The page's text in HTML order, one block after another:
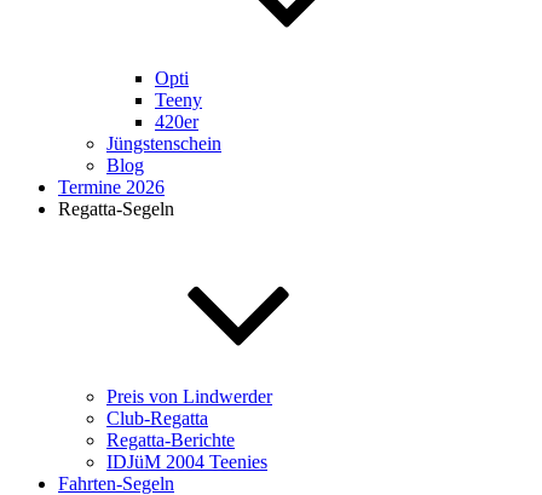
Opti
Teeny
420er
Jüngstenschein
Blog
Termine 2026
Regatta-Segeln
Preis von Lindwerder
Club-Regatta
Regatta-Berichte
IDJüM 2004 Teenies
Fahrten-Segeln